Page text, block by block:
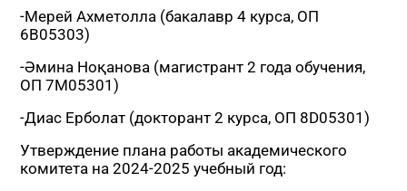
-Мерей Ахметолла (бакалавр 4 курса, ОП
6В05303)
-Әмина Ноқанова (магистрант 2 года обучения,
ОП 7М05301)
-Диас Ерболат (докторант 2 курса, ОП 8D05301)
Утверждение плана работы академического
комитета на 2024-2025 учебный год: